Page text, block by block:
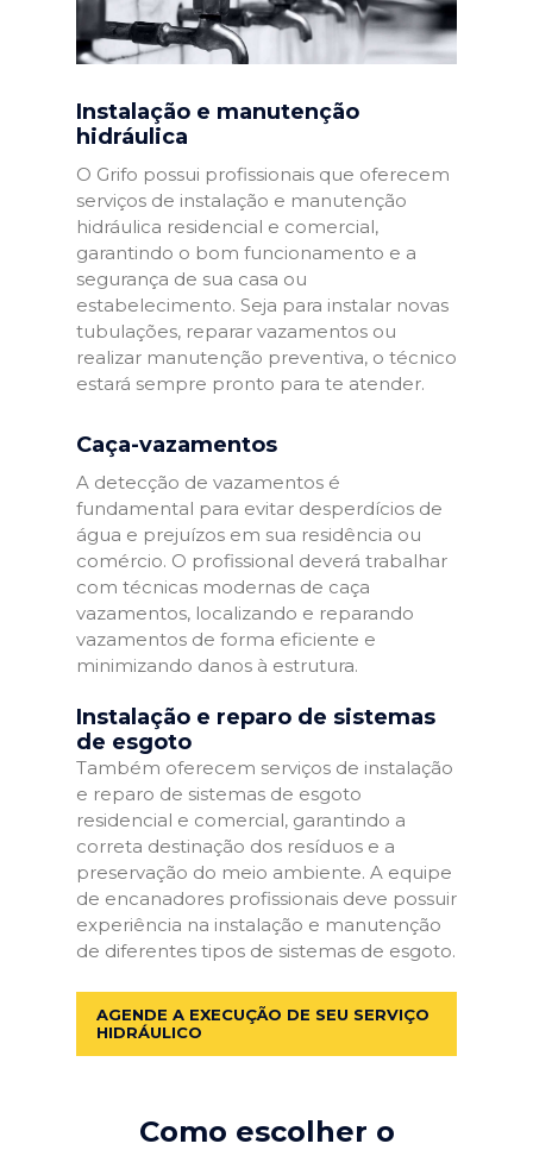
Instalação e manutenção
hidráulica
O Grifo possui profissionais que oferecem
serviços de instalação e manutenção
hidráulica residencial e comercial,
garantindo o bom funcionamento e a
segurança de sua casa ou
estabelecimento. Seja para instalar novas
tubulações, reparar vazamentos ou
realizar manutenção preventiva, o técnico
estará sempre pronto para te atender.
Caça-vazamentos
A detecção de vazamentos é
fundamental para evitar desperdícios de
água e prejuízos em sua residência ou
comércio. O profissional deverá trabalhar
com técnicas modernas de caça
vazamentos, localizando e reparando
vazamentos de forma eficiente e
minimizando danos à estrutura.
Instalação e reparo de sistemas
de esgoto
Também oferecem serviços de instalação
e reparo de sistemas de esgoto
residencial e comercial, garantindo a
correta destinação dos resíduos e a
preservação do meio ambiente. A equipe
de encanadores profissionais deve possuir
experiência na instalação e manutenção
de diferentes tipos de sistemas de esgoto.
AGENDE A EXECUÇÃO DE SEU SERVIÇO
HIDRÁULICO
Como escolher o